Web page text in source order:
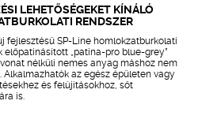
LEHETŐSÉGEKET KÍNÁLÓ
RENDSZER
fejlesztésű SP-Line homlokzatburkolati
előpatinásított „patina-pro blue-grey”
nélküli nemes anyag máshoz nem
az egész épületen vagy
és felújításokhoz, sőt
is.